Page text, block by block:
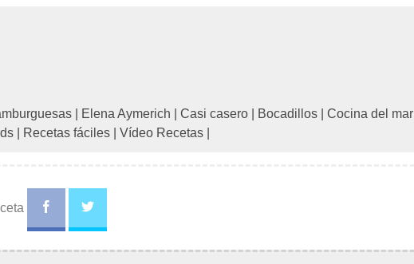
Elena Aymerich Casi casero Bocadillos Cocina del mar
Recetas fáciles Vídeo Recetas